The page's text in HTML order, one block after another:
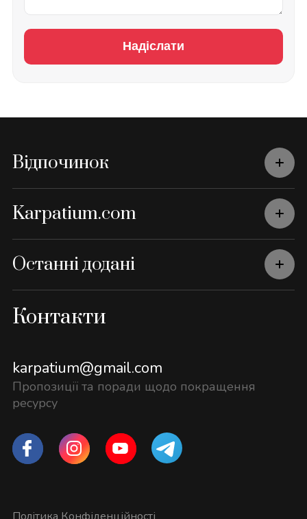
Надіслати
Відпочинок
Karpatium.com
Останні додані
Контакти
karpatium@gmail.com
Пропозиції та поради щодо покращення
ресурсу